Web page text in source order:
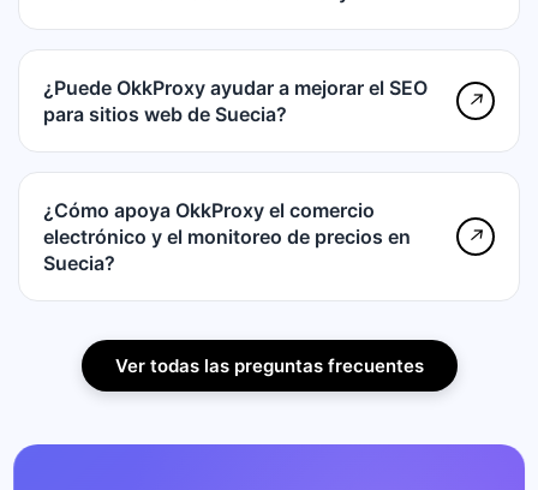
¿Puede OkkProxy ayudar a mejorar el SEO
para sitios web de Suecia?
↗
¿Cómo apoya OkkProxy el comercio
electrónico y el monitoreo de precios en
Suecia?
↗
Ver todas las preguntas frecuentes